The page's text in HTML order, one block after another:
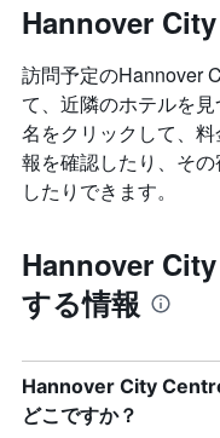
Hannover
訪問予定のHannover
て、近隣のホテルを
名をクリックして、
報を確認したり、そ
したりできます。
Hannover
する情報
Hannover City
どこですか？